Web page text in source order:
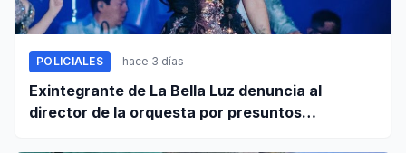
POLICIALES hace 3 días
Exintegrante de La Bella Luz denuncia al
director de la orquesta por presuntos